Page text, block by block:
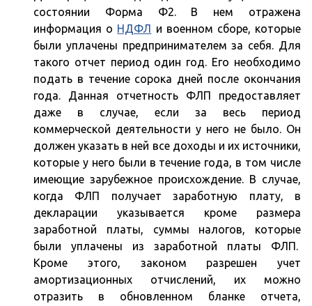
состоянии Форма Ф2. В нем отражена
информация о НДФЛ
и военном сборе, которые
были уплачены предпринимателем за себя. Для
такого отчет период один год. Его необходимо
подать в течение сорока дней после окончания
года. Данная отчетность ФЛП предоставляет
даже в случае, если за весь период
коммерческой деятельности у него не было. Он
должен указать в ней все доходы и их источники,
которые у него были в течение года, в том числе
имеющие зарубежное происхождение. В случае,
когда ФЛП получает заработную плату, в
декларации указывается кроме размера
заработной платы, суммы налогов, которые
были уплачены из заработной платы ФЛП.
Кроме этого, законом разрешен учет
амортизационных отчислений, их можно
отразить в обновленном бланке отчета,